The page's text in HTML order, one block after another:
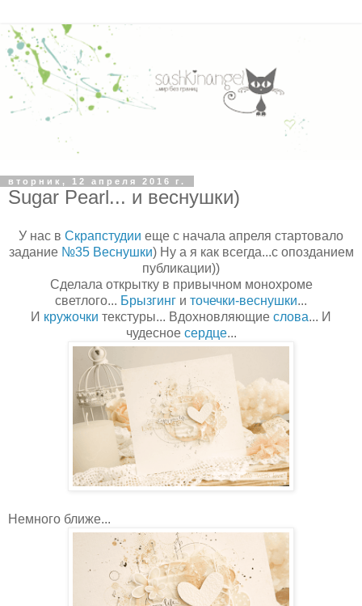
вторник, 12 апреля 2016 г.
Sugar Pearl... и веснушки)
У нас в Скрапстудии еще с начала апреля стартовало
задание №35 Веснушки) Ну а я как всегда...с опозданием
публикации))
Сделала открытку в привычном монохроме
светлого... Брызгинг и точечки-веснушки...
И кружочки текстуры... Вдохновляющие слова... И
чудесное сердце...
Немного ближе...